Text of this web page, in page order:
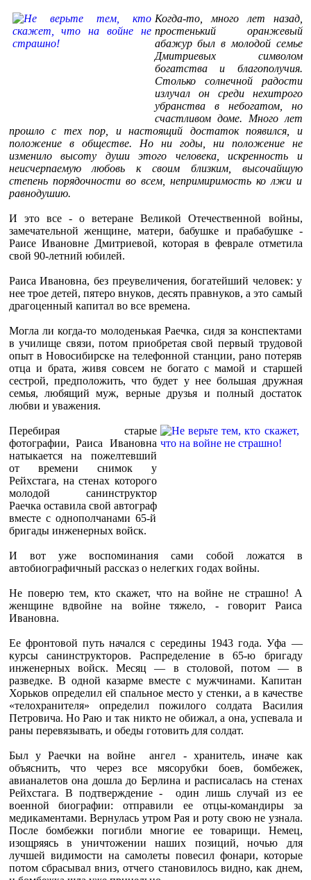
Когда-то, много лет назад,
простенький оранжевый
абажур был в молодой семье
Дмитриевых символом
богатства и благополучия.
Столько солнечной радости
излучал он среди нехитрого
убранства в небогатом, но
счастливом доме. Много лет
прошло с тех пор, и настоящий достаток появился, и
положение в обществе. Но ни годы, ни положение не
изменило высоту души этого человека, искренность и
неисчерпаемую любовь к своим близким, высочайшую
степень порядочности во всем, непримиримость ко лжи и
равнодушию.
И это все - о ветеране Великой Отечественной войны,
замечательной женщине, матери, бабушке и прабабушке -
Раисе Ивановне Дмитриевой, которая в феврале отметила
свой 90-летний юбилей.
Раиса Ивановна, без преувеличения, богатейший человек: у
нее трое детей, пятеро внуков, десять правнуков, а это самый
драгоценный капитал во все времена.
Могла ли когда-то молоденькая Раечка, сидя за конспектами
в училище связи, потом приобретая свой первый трудовой
опыт в Новосибирске на телефонной станции, рано потеряв
отца и брата, живя совсем не богато с мамой и старшей
сестрой, предположить, что будет у нее большая дружная
семья, любящий муж, верные друзья и полный достаток
любви и уважения.
Перебирая старые
фотографии, Раиса Ивановна
натыкается на пожелтевший
от времени снимок у
Рейхстага, на стенах которого
молодой санинструктор
Раечка оставила свой автограф
вместе с однополчанами 65-й
бригады инженерных войск.
И вот уже воспоминания сами собой ложатся в
автобиографичный рассказ о нелегких годах войны.
Не поверю тем, кто скажет, что на войне не страшно! А
женщине вдвойне на войне тяжело, - говорит Раиса
Ивановна.
Ее фронтовой путь начался с середины 1943 года. Уфа —
курсы санинструкторов. Распределение в 65-ю бригаду
инженерных войск. Месяц — в столовой, потом — в
разведке. В одной казарме вместе с мужчинами. Капитан
Хорьков определил ей спальное место у стенки, а в качестве
«телохранителя» определил пожилого солдата Василия
Петровича. Но Раю и так никто не обижал, а она, успевала и
раны перевязывать, и обеды готовить для солдат.
Был у Раечки на войне ангел - хранитель, иначе как
объяснить, что через все мясорубки боев, бомбежек,
авианалетов она дошла до Берлина и расписалась на стенах
Рейхстага. В подтверждение - один лишь случай из ее
военной биографии: отправили ее отцы-командиры за
медикаментами. Вернулась утром Рая и роту свою не узнала.
После бомбежки погибли многие ее товарищи. Немец,
изощряясь в уничтожении наших позиций, ночью для
лучшей видимости на самолеты повесил фонари, которые
потом сбрасывал вниз, отчего становилось видно, как днем,